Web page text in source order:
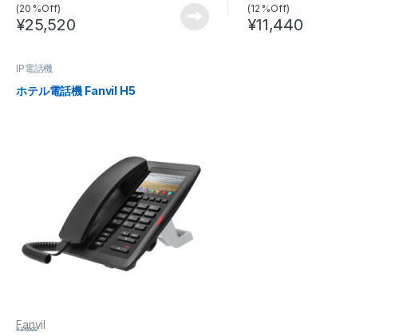
(20 %Off)
¥25,520
(12 %Off)
¥11,440
この商品には複数のバリエー
IP電話機
ホテル電話機 Fanvil H5
Fanvil
¥31,000